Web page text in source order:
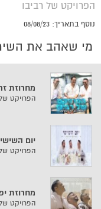
הפרויקט של רביבו
נוסף בתאריך: 08/08/23
מי שאהב את
מחרוזת
הפרויקט של
יום השישי
הפרויקט של
מחרוזת
הפרויקט של